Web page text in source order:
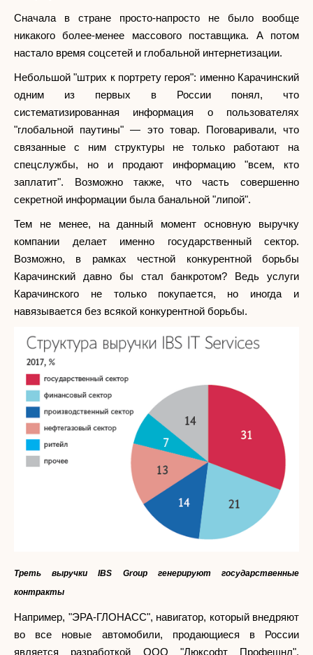
Сначала в стране просто-напросто не было вообще
никакого более-менее массового поставщика. А потом
настало время соцсетей и глобальной интернетизации.
Небольшой "штрих к портрету героя": именно Карачинский
одним из первых в России понял, что
систематизированная информация о пользователях
"глобальной паутины" — это товар. Поговаривали, что
связанные с ним структуры не только работают на
спецслужбы, но и продают информацию "всем, кто
заплатит". Возможно также, что часть совершенно
секретной информации была банальной "липой".
Тем не менее, на данный момент основную выручку
компании делает именно государственный сектор.
Возможно, в рамках честной конкурентной борьбы
Карачинский давно бы стал банкротом? Ведь услуги
Карачинского не только покупается, но иногда и
навязывается без всякой конкурентной борьбы.
Треть выручки IBS Group генерируют государственные
контракты
Например, "ЭРА-ГЛОНАСС", навигатор, который внедряют
во все новые автомобили, продающиеся в России
является разработкой ООО "Люксофт Профешнл",